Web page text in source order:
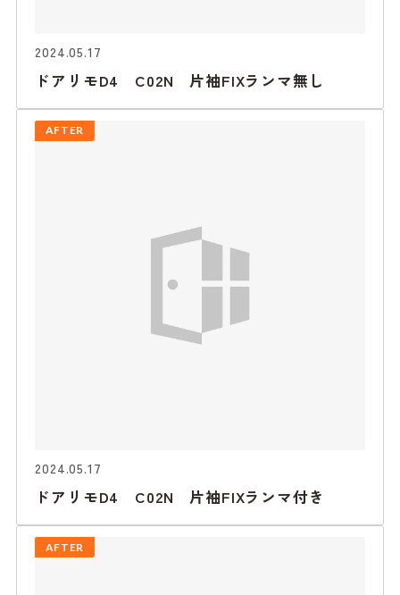
2024.05.17
ドアリモD4 C02N 片袖FIXランマ無し
AFTER
2024.05.17
ドアリモD4 C02N 片袖FIXランマ付き
AFTER